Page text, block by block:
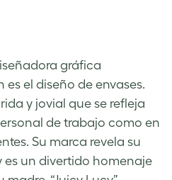
gráfica
el diseño de envases.
y jovial que se refleja
de trabajo como en
Su marca revela su
un divertido homenaje